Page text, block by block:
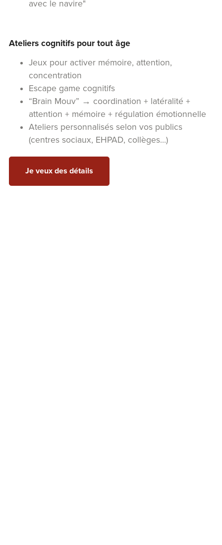
avec le navire"
Ateliers cognitifs pour tout âge
Jeux pour activer mémoire, attention,
concentration
Escape game cognitifs
“Brain Mouv” → coordination + latéralité +
attention + mémoire + régulation émotionnelle
Ateliers personnalisés selon vos publics
(centres sociaux, EHPAD, collèges…)
Je veux des détails